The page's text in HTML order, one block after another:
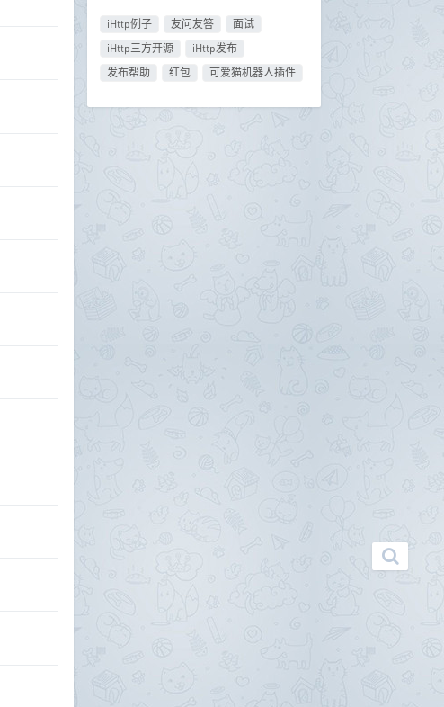
iHttp例子 友问友答
面试
iHttp三方开源
iHttp发布
发布帮助
红包 可爱猫机器人插件